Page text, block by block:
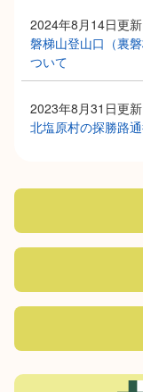
2024年8月14日更新
磐梯山登山口（裏
ついて
2023年8月31日更新
北塩原村の探勝路